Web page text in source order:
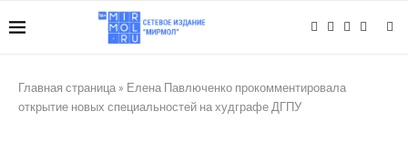
Главная страница » Елена Павлюченко прокомментировала
открытие новых специальностей на худграфе ДГПУ